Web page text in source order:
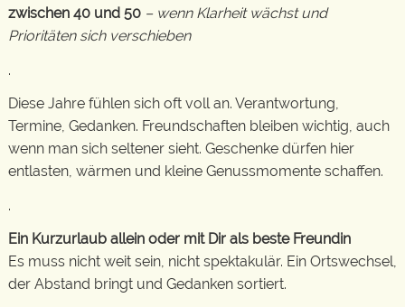
zwischen 40 und 50 – wenn Klarheit wächst und
Prioritäten sich verschieben
.
Diese Jahre fühlen sich oft voll an. Verantwortung,
Termine, Gedanken. Freundschaften bleiben wichtig, auch
wenn man sich seltener sieht. Geschenke dürfen hier
entlasten, wärmen und kleine Genussmomente schaffen.
.
Ein Kurzurlaub allein oder mit Dir als beste Freundin
Es muss nicht weit sein, nicht spektakulär. Ein Ortswechsel,
der Abstand bringt und Gedanken sortiert.